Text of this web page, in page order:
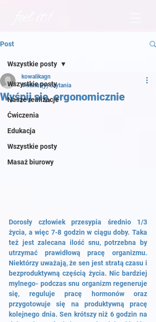
Post
Wszystkie posty
Nasze realizacje
Ćwiczenia
Edukacja
Wszystkie posty
Masaż biurowy
Wszystkie posty
Wyśpij się, ergonomicznie
kowalikagn
4 minut(y) czytania
Dorosły człowiek przesypia średnio 1/3
życia, a więc 7-8 godzin w ciągu doby. Taka
też jest zalecana ilość snu, potrzebna by
utrzymać prawidłową pracę organizmu.
Niektórzy uważają, że sen jest stratą czasu i
bezproduktywną częścią życia. Nic bardziej
mylnego- podczas snu organizm regeneruje
się, reguluje pracę hormonów oraz
przygotowuje się na produktywną pracę
kolejnego dnia. Sen krótszy niż 6 godzin na